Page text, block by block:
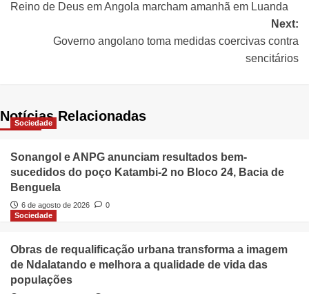
Reino de Deus em Angola marcham amanhã em Luanda
Next:
Governo angolano toma medidas coercivas contra
sencitários
Notícias Relacionadas
Sociedade
Sonangol e ANPG anunciam resultados bem-
sucedidos do poço Katambi-2 no Bloco 24, Bacia de
Benguela
6 de agosto de 2026
0
Sociedade
Obras de requalificação urbana transforma a imagem
de Ndalatando e melhora a qualidade de vida das
populações